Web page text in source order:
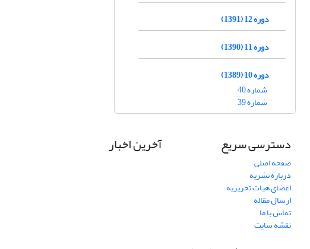
دوره 12 (1391)
دوره 11 (1390)
دوره 10 (1389)
شماره 40
شماره 39
دسترسی سریع
صفحه اصلی
درباره نشریه
اعضای هیات تحریریه
ارسال مقاله
تماس با ما
نقشه سایت
آخرین اخبار